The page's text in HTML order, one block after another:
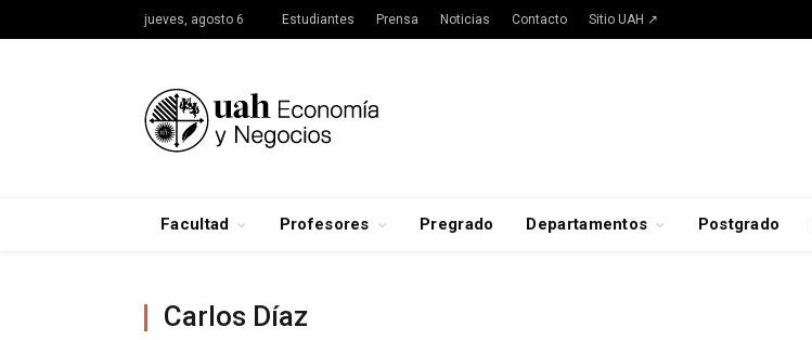
jueves, agosto 6 Estudiantes Prensa Noticias Contacto Sitio UAH ↗
Facultad Profesores Pregrado Departamentos Postgrado
Carlos Díaz